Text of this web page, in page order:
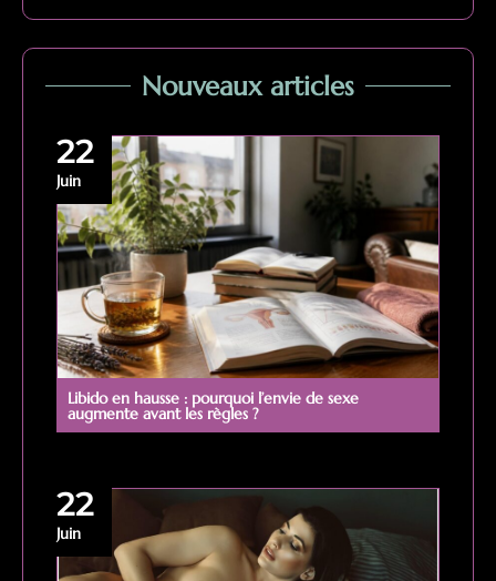
Nouveaux articles
22
Juin
Libido en hausse : pourquoi l’envie de sexe
augmente avant les règles ?
22
Juin